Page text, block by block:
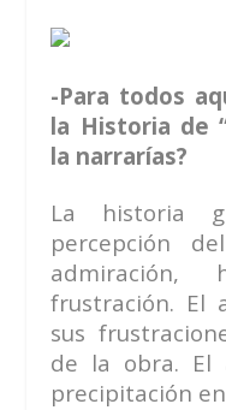
-Para todos
la Historia de
la narrarías?
La historia
percepción
frustración. El
sus
de la obra. El
precipitación